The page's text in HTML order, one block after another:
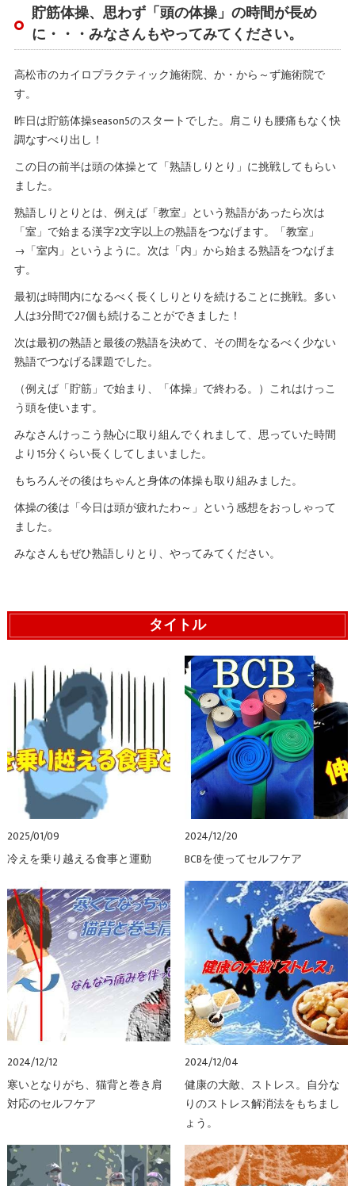
貯筋体操、思わず「頭の体操」の時間が長め
に・・・みなさんもやってみてください。
高松市のカイロプラクティック施術院、か・から～ず施術院で
す。
昨日は貯筋体操season5のスタートでした。肩こりも腰痛もなく快
調なすべり出し！
この日の前半は頭の体操とて「熟語しりとり」に挑戦してもらい
ました。
熟語しりとりとは、例えば「教室」という熟語があったら次は
「室」で始まる漢字2文字以上の熟語をつなげます。「教室」
→「室内」というように。次は「内」から始まる熟語をつなげま
す。
最初は時間内になるべく長くしりとりを続けることに挑戦。多い
人は3分間で27個も続けることができました！
次は最初の熟語と最後の熟語を決めて、その間をなるべく少ない
熟語でつなげる課題でした。
（例えば「貯筋」で始まり、「体操」で終わる。）これはけっこ
う頭を使います。
みなさんけっこう熱心に取り組んでくれまして、思っていた時間
より15分くらい長くしてしまいました。
もちろんその後はちゃんと身体の体操も取り組みました。
体操の後は「今日は頭が疲れたわ～」という感想をおっしゃって
ました。
みなさんもぜひ熟語しりとり、やってみてください。
タイトル
2025/01/09
冷えを乗り越える食事と運動
2024/12/20
BCBを使ってセルフケア
2024/12/12
寒いとなりがち、猫背と巻き肩
対応のセルフケア
2024/12/04
健康の大敵、ストレス。自分な
りのストレス解消法をもちまし
ょう。